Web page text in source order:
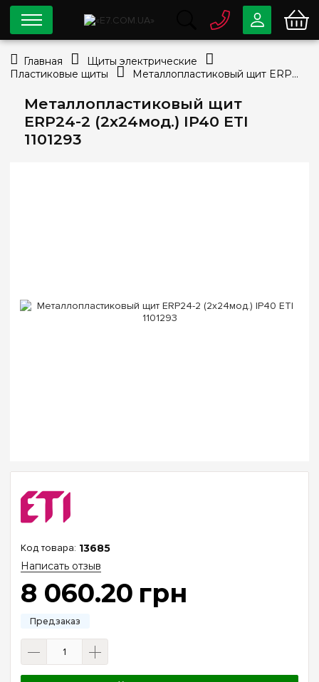
Металлопластиковый щит
ERP24-2 (2х24мод.) IP40 ETI
1101293
13685
Написать отзыв
8 060.20 грн
0 800 33-63-07
info@e7.com.ua
044334-79-78
Viber Telegram
Главная
Щиты электрические
Пластиковые щиты
Металлопластиковый щит ERP24-2 (2х24мод.) IP40 ETI 1101293